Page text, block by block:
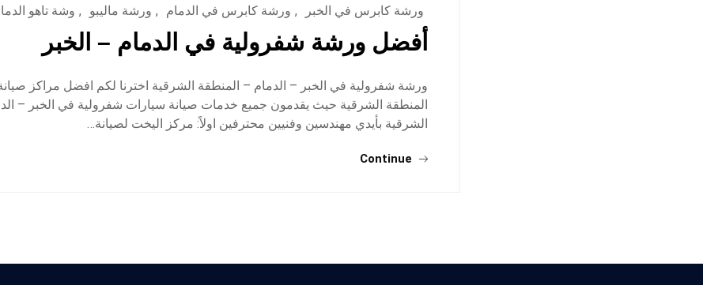
ورشة كابرس في الخبر
, ورشة كابرس في الدمام , ورشة ماليبو , وشة تاهو
أفضل ورشة شفرولية في الدمام – الخبر
ورشة شفرولية في الخبر – الدمام – المنطقة الشرقية اخترنا لكم افضل مراكز
المنطقة الشرقية حيث يقدمون جميع خدمات صيانة سيارات شفرولية في الخبر –
الشرقية بأيدي مهندسين وفنيين محترفين اولاً: مركز اليخت لصيانة…
Continue